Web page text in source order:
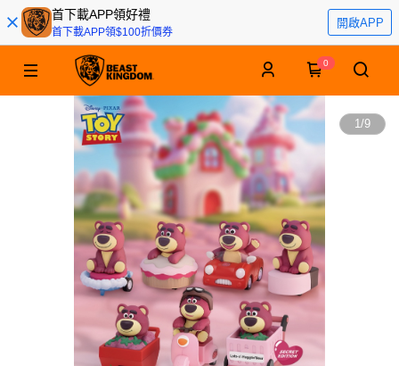
首下載APP領好禮
首下載APP領$100折價券
開啟APP
0
1/9